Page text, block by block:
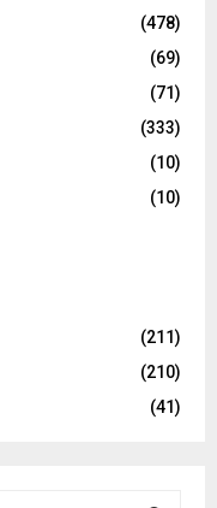
(478)
(69)
(71)
(333)
(10)
(10)
(211)
(210)
(41)